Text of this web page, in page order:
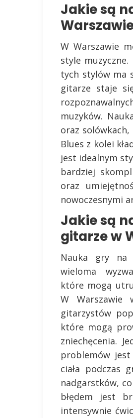
Jakie są
W Warszawie
style
tych stylów ma
gitarze staje
muzyków.
oraz
Blues z kolei
jest idealnym
bardziej
oraz
nowoczesnymi
Jakie są
gitarze w
Nauka gry na
wieloma
które mogą
W Warszawie
gitarzystów
które mogą
zniechęcenia.
problemów jest
ciała podczas
nadgarstków,
błędem jest
intensywnie